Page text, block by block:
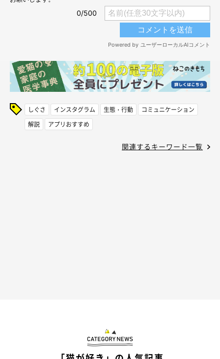
しぐさ インスタグラム 生態・行動
コミュニケーション
解説
アプリおすすめ
関連するキーワード一覧